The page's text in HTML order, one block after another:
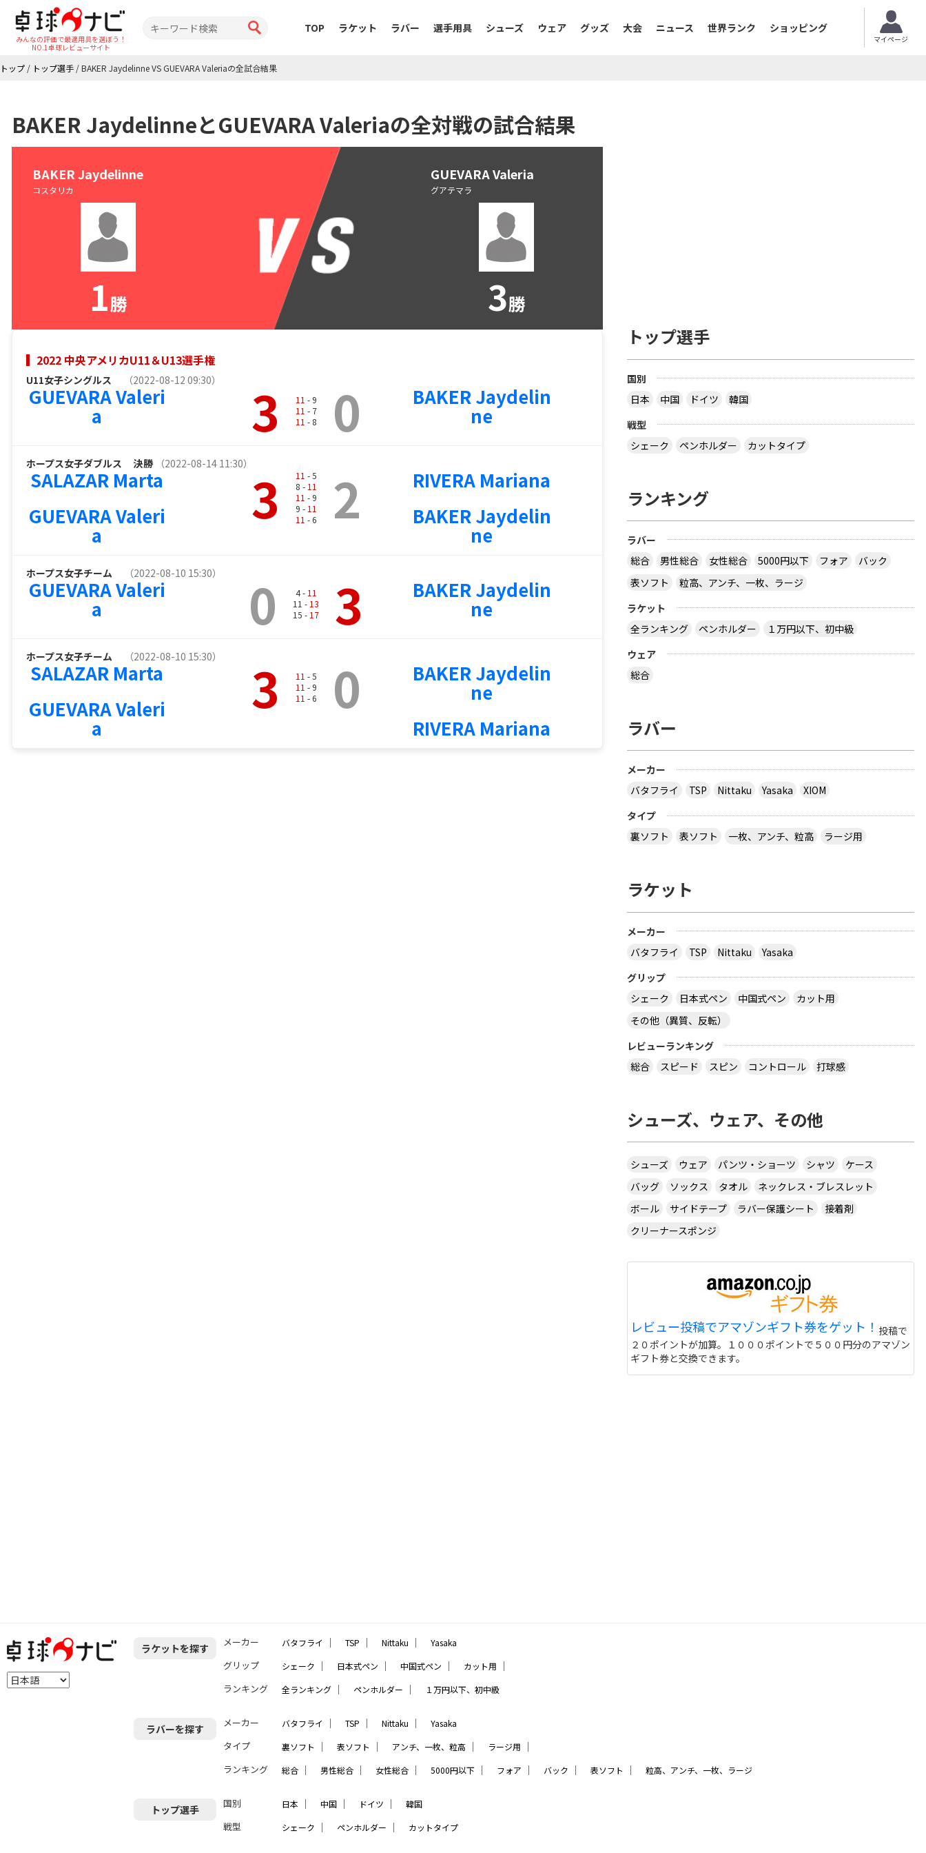
みんなの評価で最適用具を選ぼう！
NO.1卓球レビューサイト
TOP ラケット ラバー 選手用具 シューズ ウェア グッズ 大会 ニュース 世界ランク ショッピング
マイページ
トップ / トップ選手 /BAKER Jaydelinne VS GUEVARA Valeriaの全試合結果
BAKER JaydelinneとGUEVARA Valeriaの全対戦の試合結果
BAKER Jaydelinne
コスタリカ
1勝
GUEVARA Valeria
グアテマラ
3勝
2022 中央アメリカU11＆U13選手権
U11女子シングルス （2022-08-12 09:30）
GUEVARA Valeri
a 3 11 - 9
11 - 7
11 - 8 0 BAKER Jaydelin
ne
ホープス女子ダブルス 決勝 （2022-08-14 11:30）
SALAZAR Marta
GUEVARA Valeri
a
3 11 - 5
8 - 11
11 - 9
9 - 11
11 - 6 2
RIVERA Mariana
BAKER Jaydelin
ne
ホープス女子チーム （2022-08-10 15:30）
GUEVARA Valeri
a 0 4 - 11
11 - 13
15 - 17 3 BAKER Jaydelin
ne
ホープス女子チーム （2022-08-10 15:30）
SALAZAR Marta
GUEVARA Valeri
a
3 11 - 5
11 - 9
11 - 6 0 BAKER Jaydelin
ne
RIVERA Mariana
トップ選手
国別
日本
中国 ドイツ
韓国
戦型
シェーク
ペンホルダー カットタイプ
ランキング
ラバー
総合
男性総合 女性総合 5000円以下 フォア
バック
表ソフト
粒高、アンチ、一枚、ラージ
ラケット
全ランキング
ペンホルダー
１万円以下、初中級
ウェア
総合
ラバー
メーカー
バタフライ
TSP Nittaku Yasaka
XIOM
タイプ
裏ソフト
表ソフト 一枚、アンチ、粒高 ラージ用
ラケット
メーカー
バタフライ
TSP Nittaku
Yasaka
グリップ
シェーク
日本式ペン 中国式ペン
カット用
その他（異質、反転）
レビューランキング
総合
スピード スピン コントロール 打球感
シューズ、ウェア、その他
シューズ ウェア パンツ・ショーツ シャツ
ケース
バッグ
ソックス タオル
ネックレス・ブレスレット
ボール
サイドテープ ラバー保護シート
接着剤
クリーナースポンジ
レビュー投稿でアマゾンギフト券をゲット！ 投稿で
２０ポイントが加算。１０００ポイントで５００円分のアマゾン
ギフト券と交換できます。
ラケットを探す メーカー バタフライ ｜ TSP ｜ Nittaku ｜ Yasaka
グリップ シェーク ｜ 日本式ペン ｜ 中国式ペン ｜ カット用 ｜
ランキング 全ランキング ｜ ペンホルダー ｜ １万円以下、初中級
ラバーを探す メーカー バタフライ ｜ TSP ｜ Nittaku ｜ Yasaka
タイプ 裏ソフト ｜ 表ソフト ｜ アンチ、一枚、粒高 ｜ ラージ用 ｜
ランキング 総合 ｜ 男性総合 ｜ 女性総合 ｜ 5000円以下 ｜ フォア ｜ バック ｜ 表ソフト ｜ 粒高、アンチ、一枚、ラージ
トップ選手 国別 日本 ｜ 中国 ｜ ドイツ ｜ 韓国
戦型 シェーク ｜ ペンホルダー ｜ カットタイプ